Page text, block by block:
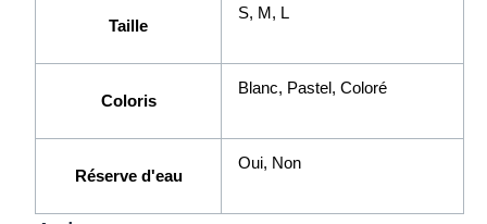
Taille
S, M, L
Coloris
Blanc, Pastel, Coloré
Réserve d'eau
Oui, Non